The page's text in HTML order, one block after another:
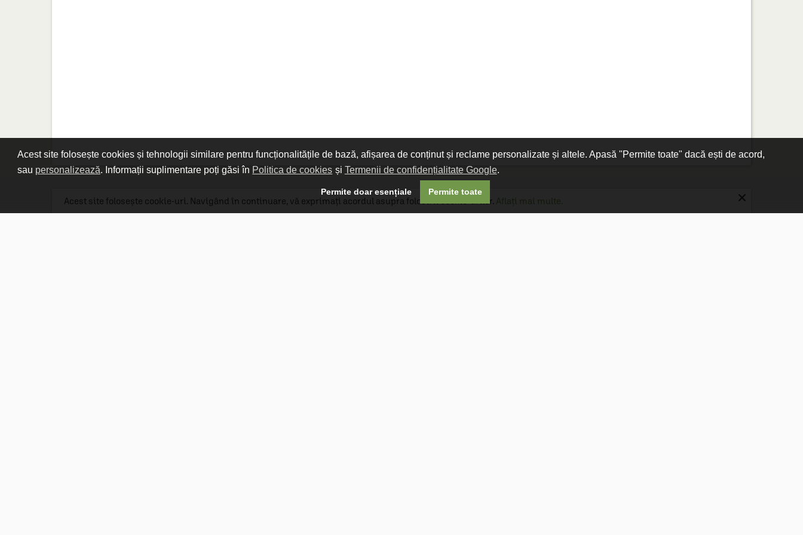
Acest site folosește cookies și tehnologii similare pentru funcționalitățile de bază, afișarea de conținut și reclame personalizate și altele. Apasă "Permite toate" dacă ești de acord,
sau personalizează. Informații suplimentare poți găsi în Politica de cookies și Termenii de confidențialitate Google.
Permite doar esențiale Permite toate
Linkuri utile  Livrare gratuită
Acest site folosește cookie-uri. Navigând în continuare, vă exprimați acordul asupra folosirii cookie-urilor. Aflați mai multe. ×